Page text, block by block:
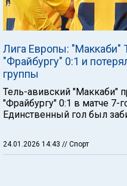
Лига Европы: "Маккаби"
"Фрайбургу" 0:1 и
группы
Тель-авивский "Маккаби"
"Фрайбургу" 0:1 в матче 7-
Единственный гол был
24.01.2026 14:43 // Спорт